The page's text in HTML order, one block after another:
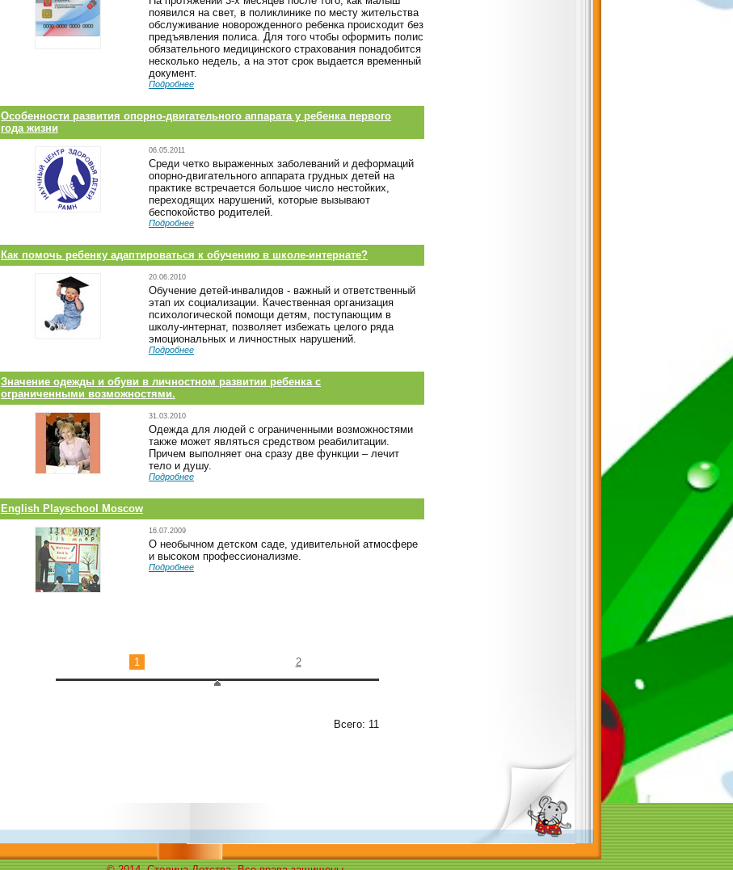
появился на свет, в поликлинике по месту жительства
обслуживание новорожденного ребенка происходит без
предъявления полиса. Для того чтобы оформить полис
обязательного медицинского страхования понадобится
несколько недель, а на этот срок выдается временный
документ.
Подробнее
Особенности развития опорно-двигательного аппарата у ребенка первого
года жизни
06.05.2011
Среди четко выраженных заболеваний и деформаций
опорно-двигательного аппарата грудных детей на
практике встречается большое число нестойких,
переходящих нарушений, которые вызывают
беспокойство родителей.
Подробнее
Как помочь ребенку адаптироваться к обучению в школе-интернате?
20.06.2010
Обучение детей-инвалидов - важный и ответственный
этап их социализации. Качественная организация
психологической помощи детям, поступающим в
школу-интернат, позволяет избежать целого ряда
эмоциональных и личностных нарушений.
Подробнее
Значение одежды и обуви в личностном развитии ребенка с
ограниченными возможностями.
31.03.2010
Одежда для людей с ограниченными возможностями
также может являться средством реабилитации.
Причем выполняет она сразу две функции – лечит
тело и душу.
Подробнее
English Playschool Moscow
16.07.2009
О необычном детском саде, удивительной атмосфере
и высоком профессионализме.
Подробнее
1 2
Всего: 11